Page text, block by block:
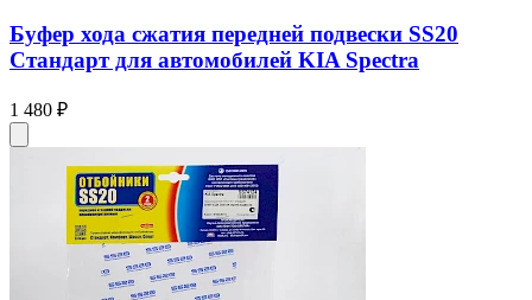
Буфер хода сжатия передней подвески SS20
Стандарт для автомобилей KIA Spectra
1 480 ₽